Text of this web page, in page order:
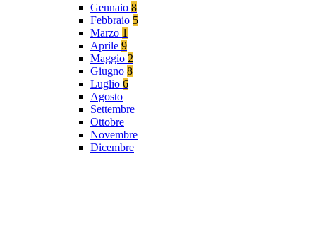
Gennaio 8
Febbraio 5
Marzo 1
Aprile 9
Maggio 2
Giugno 8
Luglio 6
Agosto
Settembre
Ottobre
Novembre
Dicembre